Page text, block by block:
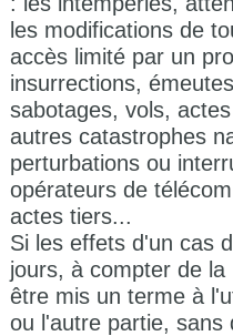
les modifications de
accès limité par un
insurrections,
sabotages, vols,
autres catastrophes
perturbations ou
opérateurs de
actes tiers...
Si les effets d'un cas
jours, à compter de
être mis un terme à
ou l'autre partie, sans